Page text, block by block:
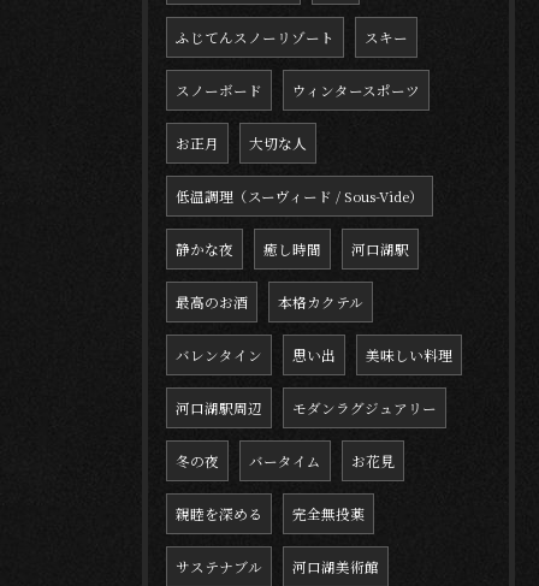
ふじてんスノーリゾート スキー
スノーボード ウィンタースポーツ
お正月 大切な人
低温調理（スーヴィード / Sous-Vide）
静かな夜 癒し時間 河口湖駅
最高のお酒 本格カクテル
バレンタイン 思い出 美味しい料理
河口湖駅周辺 モダンラグジュアリー
冬の夜 バータイム お花見
親睦を深める 完全無投薬
サステナブル 河口湖美術館